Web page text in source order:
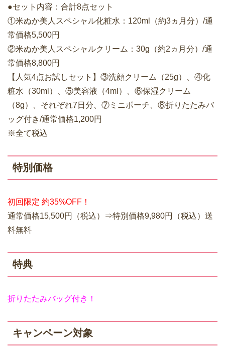
●セット内容：合計8点セット
①米ぬか美人スペシャル化粧水：120ml（約3ヵ月分）/通
常価格5,500円
②米ぬか美人スペシャルクリーム：30g（約2ヵ月分）/通
常価格8,800円
【人気4点お試しセット】③洗顔クリーム（25g）、④化
粧水（30ml）、⑤美容液（4ml）、⑥保湿クリーム
（8g）、それぞれ7日分、⑦ミニポーチ、⑧折りたたみバ
ッグ付き/通常価格1,200円
※全て税込
特別価格
初回限定 約35%OFF！
通常価格15,500円（税込）⇒特別価格9,980円（税込）送
料無料
特典
折りたたみバッグ付き！
キャンペーン対象